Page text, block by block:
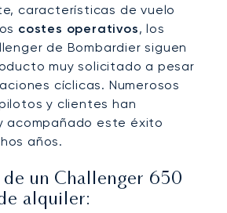
características de vuelo
costes operativos, los
de Bombardier siguen
muy solicitado a pesar
cíclicas. Numerosos
y clientes han
acompañado este éxito
años.
de un Challenger 650
alquiler: